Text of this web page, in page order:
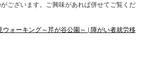
ございます。ご興味があれば併せてご覧くだ
ウォーキング～芹が谷公園～ | 障がい者就労移